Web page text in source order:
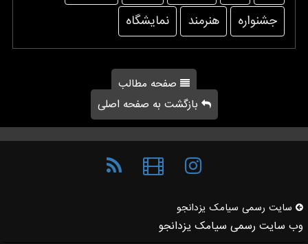
جشنواره
هنرمند نمایشگاه
صفحه مطالب
بازگشت به صفحه اصلی
سایت رسمی سیامك یزدانجو
وب سایت رسمی سیامک یزدانجو